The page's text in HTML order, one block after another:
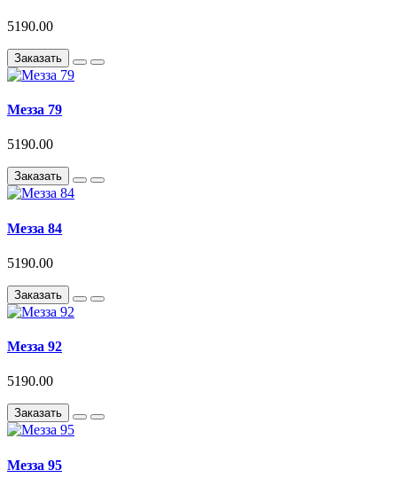
5190.00
Заказать
Мезза 79
5190.00
Заказать
Мезза 84
5190.00
Заказать
Мезза 92
5190.00
Заказать
Мезза 95